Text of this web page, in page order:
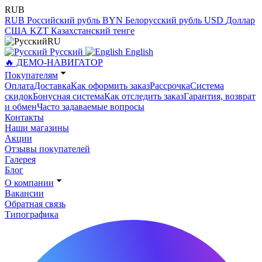
RUB
RUB Российский рубль BYN Белорусский рубль USD Доллар
США KZT Казахстанский тенге
RU
Русский
English
🔥 ДЕМО-НАВИГАТОР
Покупателям
ОплатаДоставкаКак оформить заказРассрочкаСистема
скидокБонусная системаКак отследить заказГарантия, возврат
и обменЧасто задаваемые вопросы
Контакты
Наши магазины
Акции
Отзывы покупателей
Галерея
Блог
О компании
Вакансии
Обратная связь
Типографика